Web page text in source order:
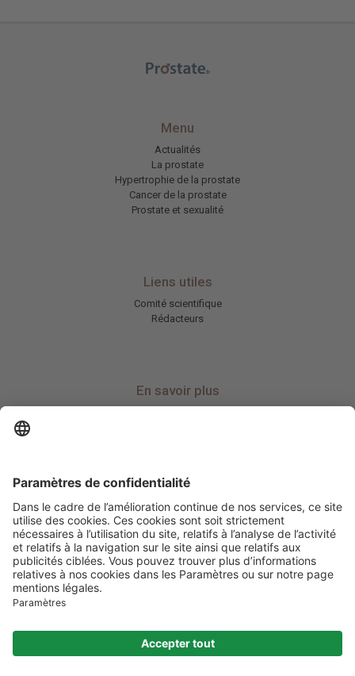
Menu
Actualités
La prostate
Hypertrophie de la prostate
Cancer de la prostate
Prostate et sexualité
Liens utiles
Comité scientifique
Rédacteurs
En savoir plus
Abonnez-vous à notre newsletter
Informez-moi
en aucun cas à la consultation des professionnels de santé compétents.
©Cherry for Life Science| All Rights Reserved